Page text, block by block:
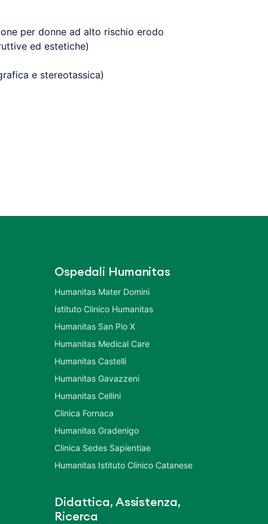
per donne ad alto rischio erodo
ed estetiche)
e stereotassica)
Ospedali Humanitas
Humanitas Mater Domini
Istituto Clinico Humanitas
Humanitas San Pio X
Humanitas Medical Care
Humanitas Castelli
Humanitas Gavazzeni
Humanitas Cellini
Clinica Fornaca
Humanitas Gradenigo
Clinica Sedes Sapientiae
Humanitas Istituto Clinico Catanese
Didattica, Assistenza,
Ricerca